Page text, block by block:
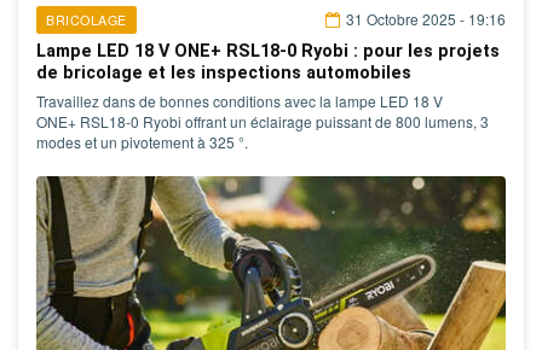
BRICOLAGE
31 Octobre 2025 - 19:16
Lampe LED 18 V ONE+ RSL18-0 Ryobi : pour les projets
de bricolage et les inspections automobiles
Travaillez dans de bonnes conditions avec la lampe LED 18 V
ONE+ RSL18-0 Ryobi offrant un éclairage puissant de 800 lumens, 3
modes et un pivotement à 325 °.